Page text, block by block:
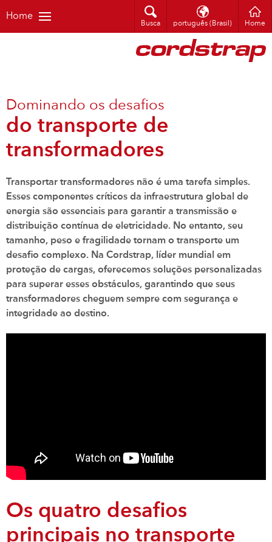
Home
Busca português (Brasil) Home
Dominando os desafios
do transporte de
transformadores
Transportar transformadores não é uma tarefa simples.
Esses componentes críticos da infraestrutura global de
energia são essenciais para garantir a transmissão e
distribuição contínua de eletricidade. No entanto, seu
tamanho, peso e fragilidade tornam o transporte um
desafio complexo. Na Cordstrap, líder mundial em
proteção de cargas, oferecemos soluções personalizadas
para superar esses obstáculos, garantindo que seus
transformadores cheguem sempre com segurança e
integridade ao destino.
Os quatro desafios
principais no transporte